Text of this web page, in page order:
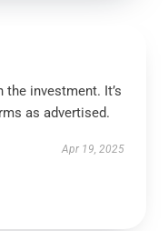
investment. It’s
as advertised.
Apr 19, 2025